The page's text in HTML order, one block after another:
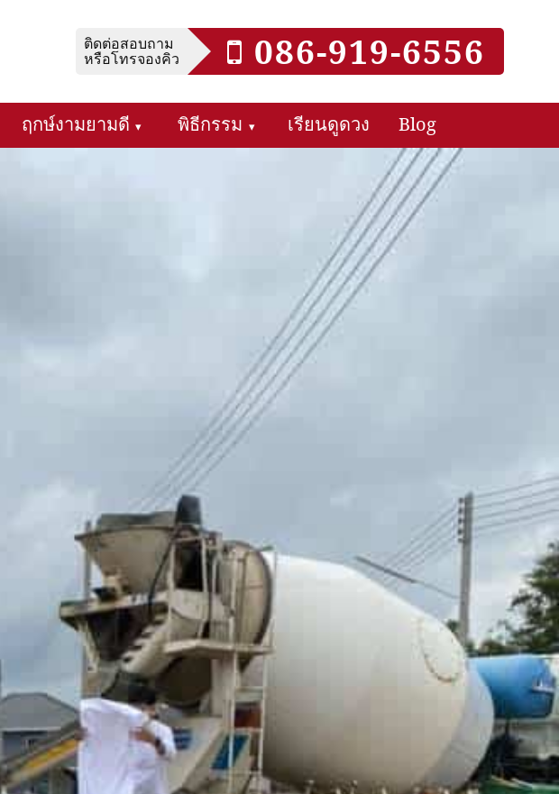
ติดต่อสอบถาม
หรือโทรจองคิว 086-919-6556
ฤกษ์งามยามดี พิธีกรรม เรียนดูดวง Blog